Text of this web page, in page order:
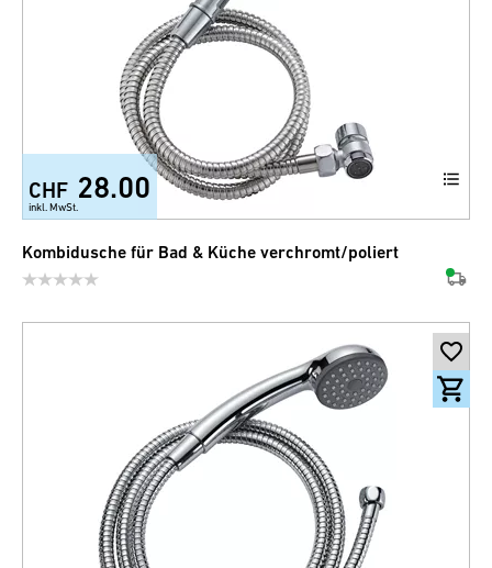
CHF 28.00
inkl. MwSt.
Kombidusche für Bad & Küche verchromt/poliert